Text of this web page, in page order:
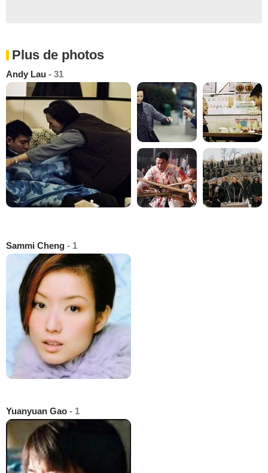
Plus de photos
Andy Lau - 31
Sammi Cheng - 1
Yuanyuan Gao - 1